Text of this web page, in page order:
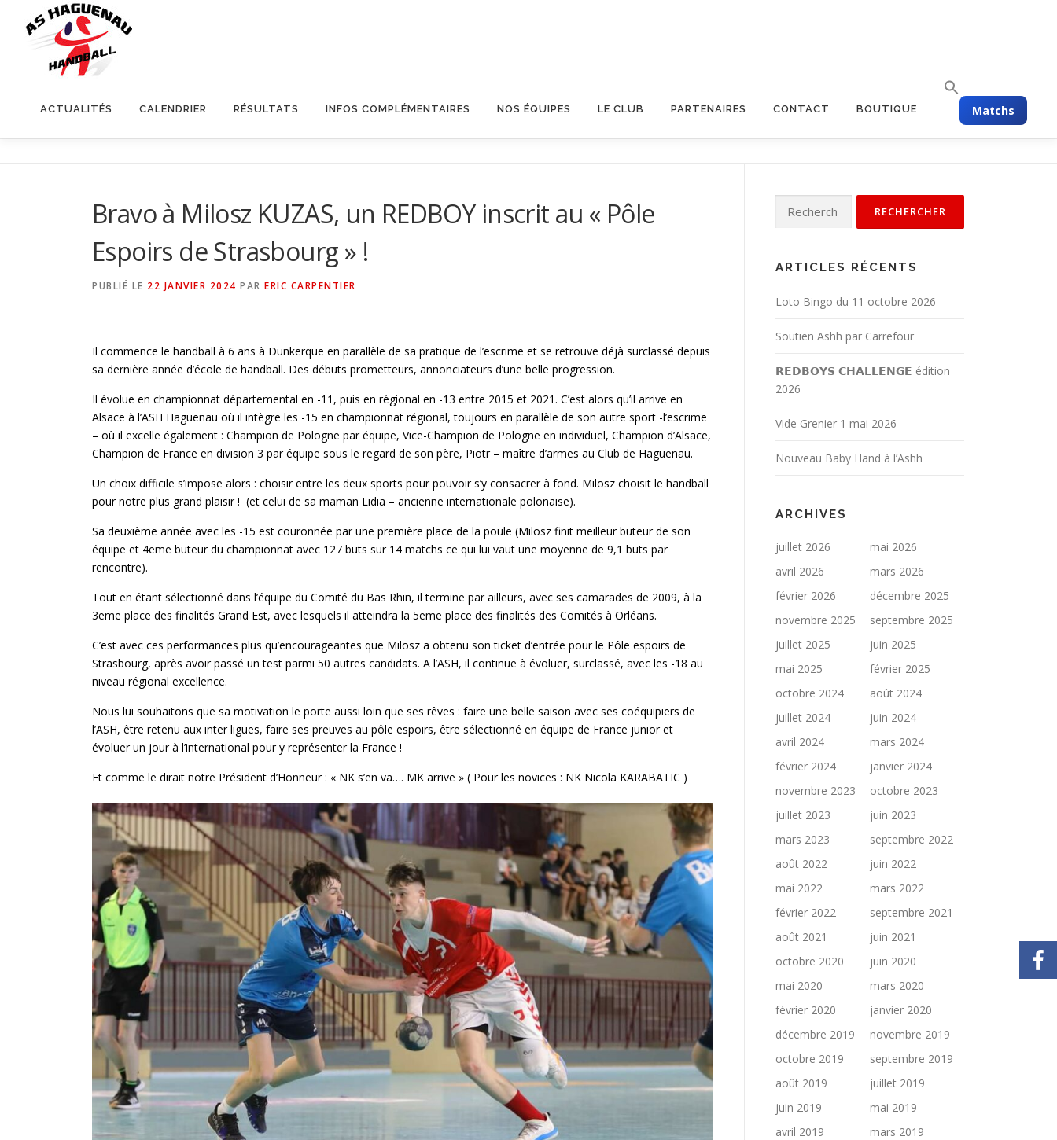
ACTUALITÉS CALENDRIER RÉSULTATS INFOS COMPLÉMENTAIRES NOS ÉQUIPES LE CLUB PARTENAIRES CONTACT BOUTIQUE Matchs
Bravo à Milosz KUZAS, un REDBOY inscrit au « Pôle
Espoirs de Strasbourg » !
PUBLIÉ LE 22 JANVIER 2024 PAR ERIC CARPENTIER
Il commence le handball à 6 ans à Dunkerque en parallèle de sa pratique de l’escrime et se retrouve déjà surclassé depuis
sa dernière année d’école de handball. Des débuts prometteurs, annonciateurs d’une belle progression.
Il évolue en championnat départemental en -11, puis en régional en -13 entre 2015 et 2021. C’est alors qu’il arrive en
Alsace à l’ASH Haguenau où il intègre les -15 en championnat régional, toujours en parallèle de son autre sport -l’escrime
– où il excelle également : Champion de Pologne par équipe, Vice-Champion de Pologne en individuel, Champion d’Alsace,
Champion de France en division 3 par équipe sous le regard de son père, Piotr – maître d’armes au Club de Haguenau.
Un choix difficile s’impose alors : choisir entre les deux sports pour pouvoir s’y consacrer à fond. Milosz choisit le handball
pour notre plus grand plaisir ! (et celui de sa maman Lidia – ancienne internationale polonaise).
Sa deuxième année avec les -15 est couronnée par une première place de la poule (Milosz finit meilleur buteur de son
équipe et 4eme buteur du championnat avec 127 buts sur 14 matchs ce qui lui vaut une moyenne de 9,1 buts par
rencontre).
Tout en étant sélectionné dans l’équipe du Comité du Bas Rhin, il termine par ailleurs, avec ses camarades de 2009, à la
3eme place des finalités Grand Est, avec lesquels il atteindra la 5eme place des finalités des Comités à Orléans.
C’est avec ces performances plus qu’encourageantes que Milosz a obtenu son ticket d’entrée pour le Pôle espoirs de
Strasbourg, après avoir passé un test parmi 50 autres candidats. A l’ASH, il continue à évoluer, surclassé, avec les -18 au
niveau régional excellence.
Nous lui souhaitons que sa motivation le porte aussi loin que ses rêves : faire une belle saison avec ses coéquipiers de
l’ASH, être retenu aux inter ligues, faire ses preuves au pôle espoirs, être sélectionné en équipe de France junior et
évoluer un jour à l’international pour y représenter la France !
Et comme le dirait notre Président d’Honneur : « NK s’en va…. MK arrive » ( Pour les novices : NK Nicola KARABATIC )
ARTICLES RÉCENTS
Loto Bingo du 11 octobre 2026
Soutien Ashh par Carrefour
𝗥𝗘𝗗𝗕𝗢𝗬𝗦 𝗖𝗛𝗔𝗟𝗟𝗘𝗡𝗚𝗘 édition
2026
Vide Grenier 1 mai 2026
Nouveau Baby Hand à l’Ashh
ARCHIVES
juillet 2026
mai 2026
avril 2026
mars 2026
février 2026
décembre 2025
novembre 2025
septembre 2025
juillet 2025
juin 2025
mai 2025
février 2025
octobre 2024
août 2024
juillet 2024
juin 2024
avril 2024
mars 2024
février 2024
janvier 2024
novembre 2023
octobre 2023
juillet 2023
juin 2023
mars 2023
septembre 2022
août 2022
juin 2022
mai 2022
mars 2022
février 2022
septembre 2021
août 2021
juin 2021
octobre 2020
juin 2020
mai 2020
mars 2020
février 2020
janvier 2020
décembre 2019
novembre 2019
octobre 2019
septembre 2019
août 2019
juillet 2019
juin 2019
mai 2019
avril 2019
mars 2019